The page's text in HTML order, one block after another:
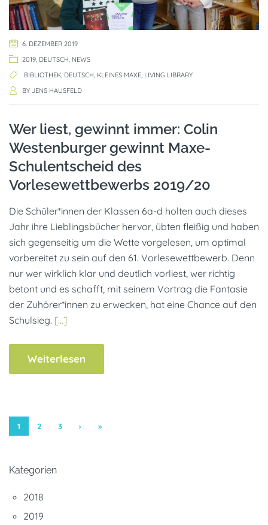
6. DEZEMBER 2019
2019, DEUTSCH, NEWS
BIBLIOTHEK, DEUTSCH, KLEINES MAXE, LIVING LIBRARY
BY JENS HAUSFELD
Wer liest, gewinnt immer: Colin
Westenburger gewinnt Maxe-
Schulentscheid des
Vorlesewettbewerbs 2019/20
Die Schüler*innen der Klassen 6a-d holten auch dieses
Jahr ihre Lieblingsbücher hervor, übten fleißig und haben
sich gegenseitig um die Wette vorgelesen, um optimal
vorbereitet zu sein auf den 61. Vorlesewettbewerb. Denn
nur wer wirklich klar und deutlich vorliest, wer richtig
betont und es schafft, mit seinem Vortrag die Fantasie
der Zuhörer*innen zu erwecken, hat eine Chance auf den
Schulsieg. […]
Weiterlesen
1 2 3 › »
Kategorien
2018
2019